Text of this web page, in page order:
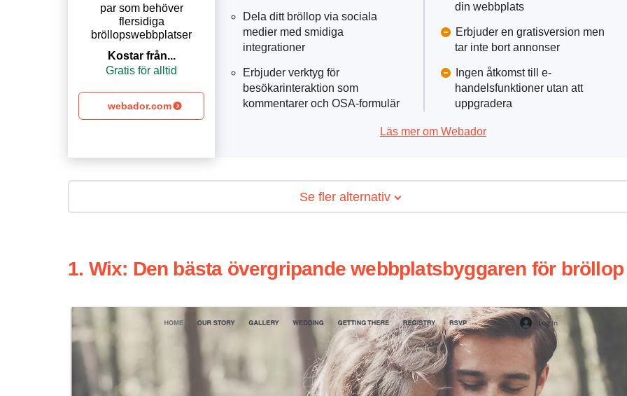
Kostar från...
Gratis för alltid
par som behöver
flersidiga
bröllopswebbplatser
webador.com
Dela ditt bröllop via sociala
medier med smidiga
integrationer
Erbjuder verktyg för
besökarinteraktion som
kommentarer och OSA-formulär
Läs mer om Webador
din webbplats
Erbjuder en gratisversion men
tar inte bort annonser
Ingen åtkomst till e-
handelsfunktioner utan att
uppgradera
Se fler alternativ
1. Wix: Den bästa övergripande webbplatsbyggaren för bröllop